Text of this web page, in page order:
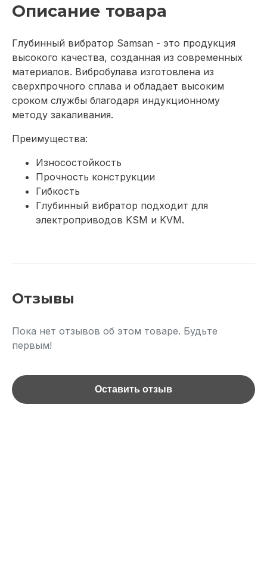
Описание товара
Глубинный вибратор Samsan - это продукция
высокого качества, созданная из современных
материалов. Вибробулава изготовлена из
сверхпрочного сплава и обладает высоким
сроком службы благодаря индукционному
методу закаливания.
Преимущества:
Износостойкость
Прочность конструкции
Гибкость
Глубинный вибратор подходит для
электроприводов KSM и KVM.
Отзывы
Пока нет отзывов об этом товаре. Будьте
первым!
Оставить отзыв